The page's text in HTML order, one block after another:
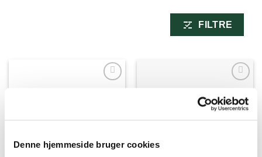
Denne hjemmeside bruger cookies
FILTRE